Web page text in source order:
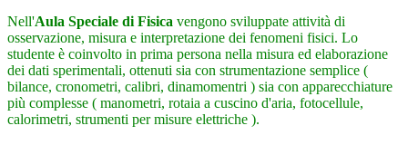
Nell'Aula Speciale di Fisica vengono sviluppate attività di
osservazione, misura e interpretazione dei fenomeni fisici. Lo
studente è coinvolto in prima persona nella misura ed elaborazione
dei dati sperimentali, ottenuti sia con strumentazione semplice (
bilance, cronometri, calibri, dinamomentri ) sia con apparecchiature
più complesse ( manometri, rotaia a cuscino d'aria, fotocellule,
calorimetri, strumenti per misure elettriche ).